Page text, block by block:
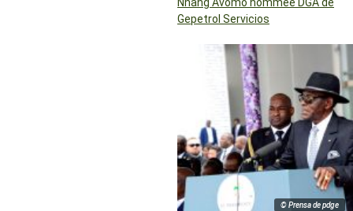
Nnang Avomo nommée DGA de
Gepetrol Servicios
© Prensa de pdge